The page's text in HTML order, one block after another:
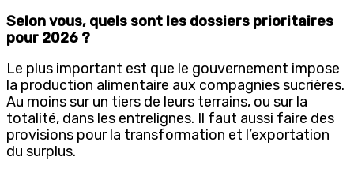
Selon vous, quels sont les dossiers prioritaires
pour 2026 ?
Le plus important est que le gouvernement impose
la production alimentaire aux compagnies sucrières.
Au moins sur un tiers de leurs terrains, ou sur la
totalité, dans les entrelignes. Il faut aussi faire des
provisions pour la transformation et l’exportation
du surplus.